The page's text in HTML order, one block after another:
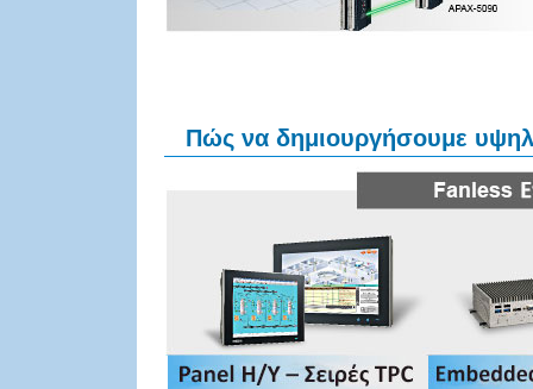
Πώς να δημιουργήσουμε